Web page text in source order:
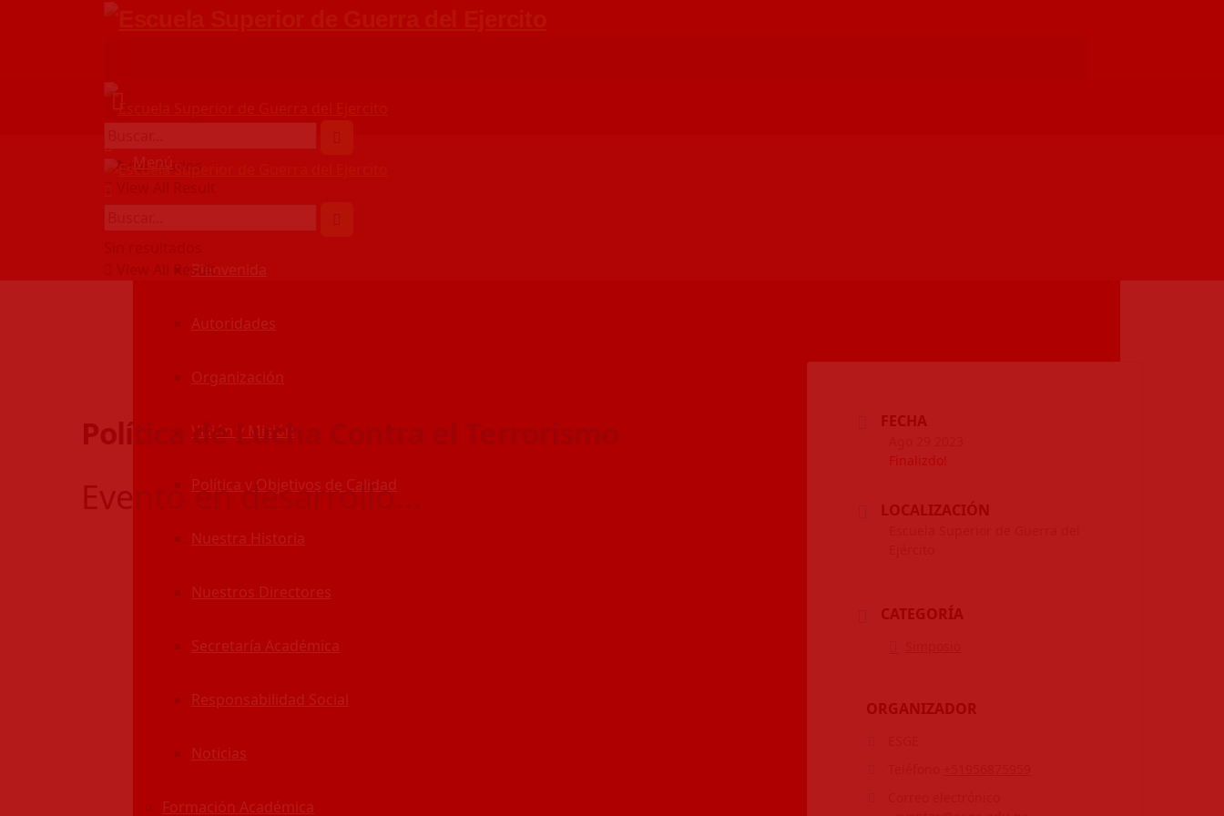
Sin resultados
Menú
Bienvenida
Autoridades
Organización
Visión y Misión
Política y Objetivos de Calidad
Nuestra Historia
Nuestros Directores
Secretaría Académica
Responsabilidad Social
Noticias
Formación Académica
View All Result
Política de Lucha Contra el Terrorismo
Evento en desarrollo…
FECHA
Finalizdo!
LOCALIZACIÓN
CATEGORÍA
ORGANIZADOR